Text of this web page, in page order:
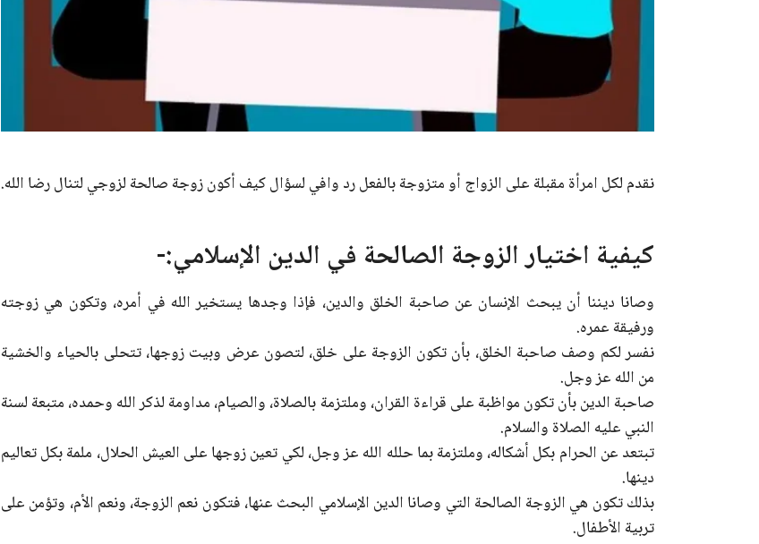
نقدم لكل امرأة مقبلة على الزواج أو متزوجة بالفعل رد وافي لسؤال كيف أكون زوجة صالحة لزوجي لتنال رضا الله.
كيفية اختيار الزوجة الصالحة في الدين الإسلامي:-
وصانا ديننا أن يبحث الإنسان عن صاحبة الخلق والدين، فإذا وجدها يستخير الله في أمره، وتكون هي زوجته
ورفيقة عمره.
نفسر لكم وصف صاحبة الخلق، بأن تكون الزوجة على خلق، لتصون عرض وبيت زوجها، تتحلى بالحياء والخشية
من الله عز وجل.
صاحبة الدين بأن تكون مواظبة على قراءة القران، وملتزمة بالصلاة، والصيام، مداومة لذكر الله وحمده، متبعة لسنة
النبي عليه الصلاة والسلام.
تبتعد عن الحرام بكل أشكاله، وملتزمة بما حلله الله عز وجل، لكي تعين زوجها على العيش الحلال، ملمة بكل تعاليم
دينها.
بذلك تكون هي الزوجة الصالحة التي وصانا الدين الإسلامي البحث عنها، فتكون نعم الزوجة، ونعم الأم، وتؤمن على
تربية الأطفال.